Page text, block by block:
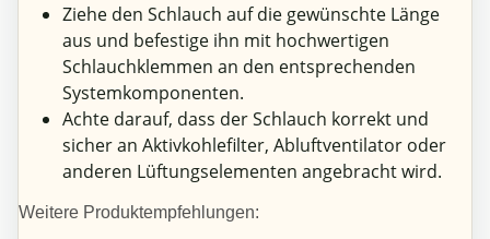
Ziehe den Schlauch auf die gewünschte Länge
aus und befestige ihn mit hochwertigen
Schlauchklemmen an den entsprechenden
Systemkomponenten.
Achte darauf, dass der Schlauch korrekt und
sicher an Aktivkohlefilter, Abluftventilator oder
anderen Lüftungselementen angebracht wird.
Weitere Produktempfehlungen: